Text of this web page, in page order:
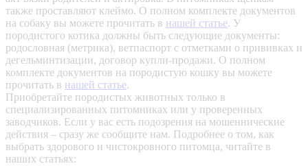
также проставляют клеймо. О полном комплекте документов
на собаку вы можете прочитать в нашей статье. У
породистого котика должны быть следующие документы:
родословная (метрика), ветпаспорт с отметками о прививках и
дегельминтизации, договор купли-продажи. О полном
комплекте документов на породистую кошку вы можете
прочитать в нашей статье.
Приобретайте породистых животных только в
специализированных питомниках или у проверенных
заводчиков. Если у вас есть подозрения на мошеннические
действия – сразу же сообщите нам. Подробнее о том, как
выбрать здорового и чистокровного питомца, читайте в
наших статьях: